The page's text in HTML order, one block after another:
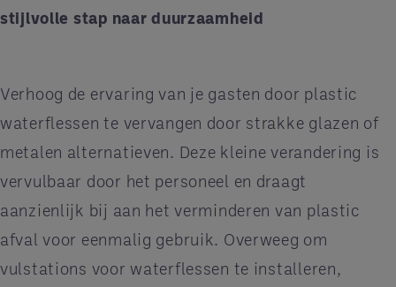
stijlvolle stap naar duurzaamheid
Verhoog de ervaring van je gasten door plastic
waterflessen te vervangen door strakke glazen of
metalen alternatieven. Deze kleine verandering is
vervulbaar door het personeel en draagt
aanzienlijk bij aan het verminderen van plastic
afval voor eenmalig gebruik. Overweeg om
vulstations voor waterflessen te installeren,